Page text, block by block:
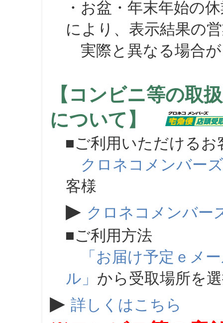
・お盆・年末年始の
により、表示結果の
実際と異なる場合が
【コンビニ等の取
について】
■ご利用いただけるお
クロネコメンバーズ
客様
▶ クロネコメンバー
■ご利用方法
「お届け予定ｅメ
ル」 から受取場所を
▶ 詳しくはこちら